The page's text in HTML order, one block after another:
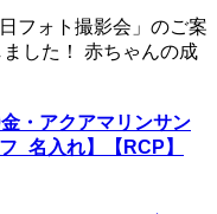
フォト撮影会」のご案
した！ 赤ちゃんの成
・アクアマリンサン
_名入れ】【RCP】